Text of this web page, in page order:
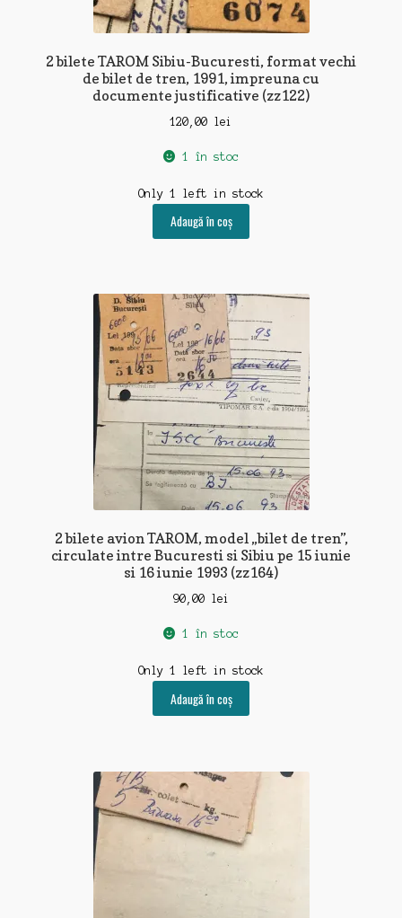
2 bilete TAROM Sibiu-Bucuresti, format vechi
de bilet de tren, 1991, impreuna cu
documente justificative (zz122)
120,00 lei
1 în stoc
Only 1 left in stock
Adaugă în coș
2 bilete avion TAROM, model „bilet de tren”,
circulate intre Bucuresti si Sibiu pe 15 iunie
si 16 iunie 1993 (zz164)
90,00 lei
1 în stoc
Only 1 left in stock
Adaugă în coș